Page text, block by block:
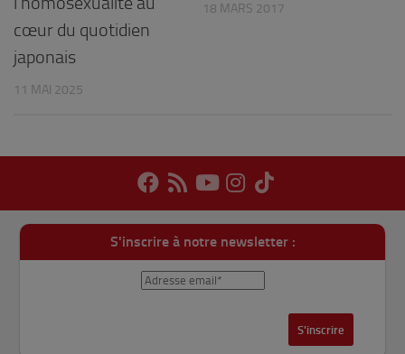
cœur du quotidien
japonais
11 MAI 2025
18 MARS 2017
S'inscrire à notre newsletter :